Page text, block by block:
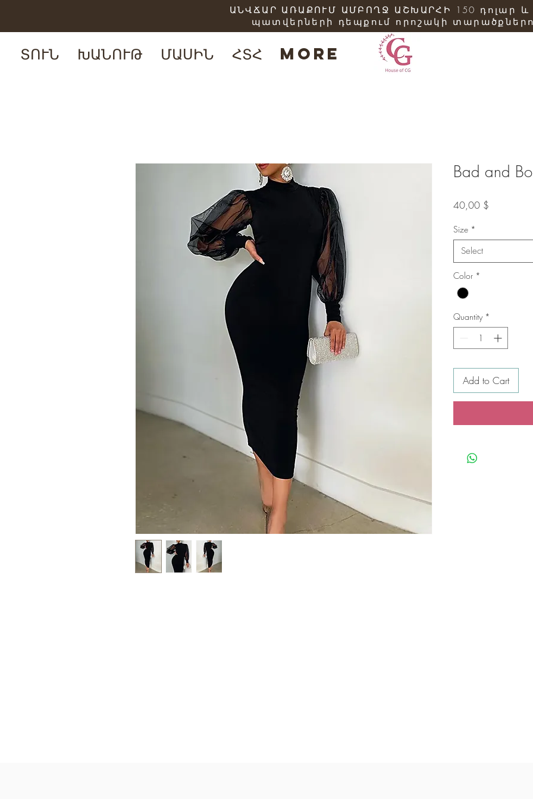
ՏՈՒՆ ԽԱՆՈՒԹ ՄԱՍԻՆ ՀՏՀ More
ԱՆՎՃԱՐ ԱՌԱՔՈՒՄ ԱՄԲՈՂՋ ԱՇԽԱՐՀԻ 150 դոլար և
պատվերների դեպքում որոշակի
Bad and
40,00 $
Size *
Select
Color *
Quantity *
Add to Cart